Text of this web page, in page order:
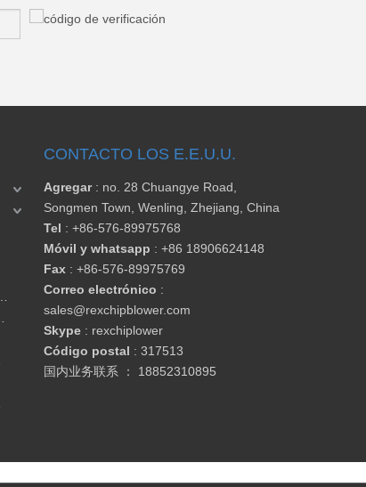
CONTACTO LOS E.E.U.U.
Agregar : no. 28 Chuangye Road,
Songmen Town, Wenling, Zhejiang, China
Tel : +86-576-89975768
Móvil y whatsapp : +86 18906624148
Fax : +86-576-89975769
Correo electrónico :
sales@rexchipblower.com
Skype : rexchiplower
Código postal : 317513
国内业务联系 ： 18852310895